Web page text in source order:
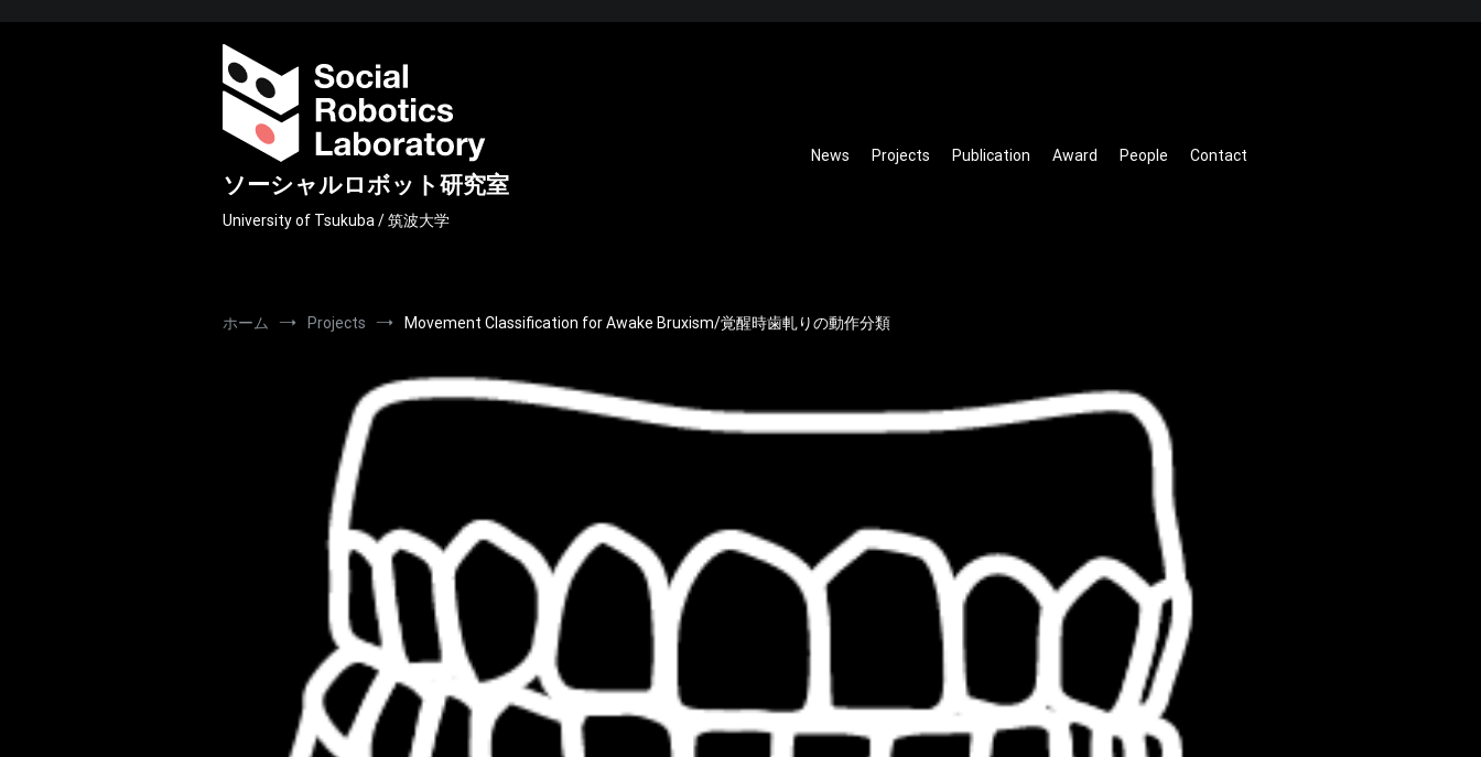
ソーシャルロボット研究室
University of Tsukuba / 筑波大学
News Projects Publication Award People Contact
ホーム Projects Movement Classification for Awake Bruxism/覚醒時歯軋りの動作分類